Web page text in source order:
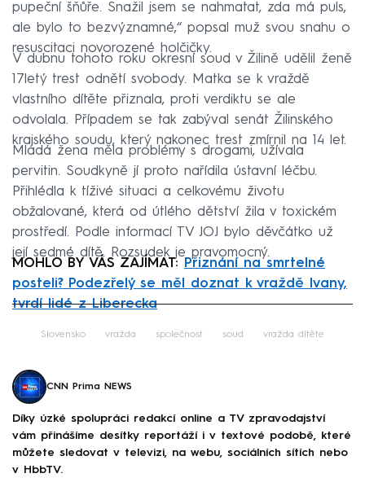
pupeční šňůře. Snažil jsem se nahmatat, zda má puls,
ale bylo to bezvýznamné,“ popsal muž svou snahu o
resuscitaci novorozené holčičky.
V dubnu tohoto roku okresní soud v Žilině udělil ženě
17letý trest odnětí svobody. Matka se k vraždě
vlastního dítěte přiznala, proti verdiktu se ale
odvolala. Případem se tak zabýval senát Žilinského
krajského soudu, který nakonec trest zmírnil na 14 let.
Mladá žena měla problémy s drogami, užívala
pervitin. Soudkyně jí proto nařídila ústavní léčbu.
Přihlédla k tíživé situaci a celkovému životu
obžalované, která od útlého dětství žila v toxickém
prostředí. Podle informací TV JOJ bylo děvčátko už
její sedmé dítě. Rozsudek je pravomocný.
MOHLO BY VÁS ZAJÍMAT:
Přiznání na smrtelné
posteli? Podezřelý se měl doznat k vraždě Ivany,
tvrdí lidé z Liberecka
Slovensko vražda společnost soud vražda dítěte
CNN Prima NEWS
Díky úzké spolupráci redakcí online a TV zpravodajství
vám přinášíme desítky reportáží i v textové podobě, které
můžete sledovat v televizi, na webu, sociálních sítích nebo
v HbbTV.